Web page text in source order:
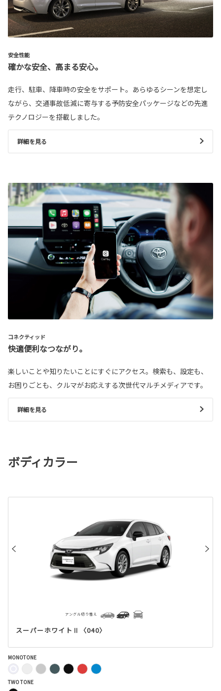
安全性能
確かな安全、高まる安心。
走行、駐車、降車時の安全をサポート。あらゆるシーンを想定し
ながら、交通事故低減に寄与する予防安全パッケージなどの先進
テクノロジーを搭載しました。
詳細を見る
コネクティッド
快適便利なつながり。
楽しいことや知りたいことにすぐにアクセス。検索も、設定も、
お困りごとも、クルマがお応えする次世代マルチメディアです。
詳細を見る
ボディカラー
スーパーホワイトⅡ〈040〉
アングル切り替え
MONOTONE
TWO TONE